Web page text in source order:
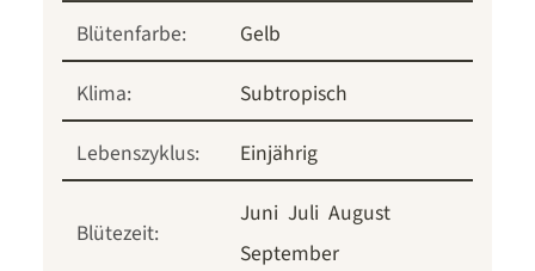
Blütenfarbe:
Gelb
Klima:
Subtropisch
Lebenszyklus:
Einjährig
Blütezeit:
Juni Juli August
September